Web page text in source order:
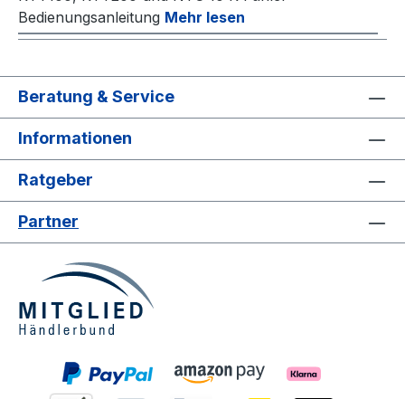
Bedienungsanleitung Mehr lesen
Beratung & Service
Informationen
Ratgeber
Partner